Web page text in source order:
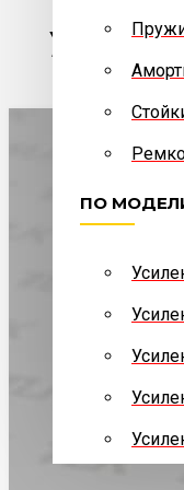
Max
ПО